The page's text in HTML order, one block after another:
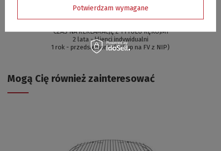
CZAS NA REKLAMACJĘ Z TYTUŁU RĘKOJMI
2 lata - klienci indywidualni
1 rok - przedsiębiorcy (zakup na FV z NIP)
Mogą Cię również zainteresować
Potwierdzam wymagane